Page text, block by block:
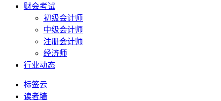
财会考试
初级会计师
中级会计师
注册会计师
经济师
行业动态
标签云
读者墙